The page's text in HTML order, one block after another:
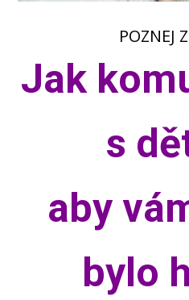
POZNEJ
Jak
s
aby
bylo